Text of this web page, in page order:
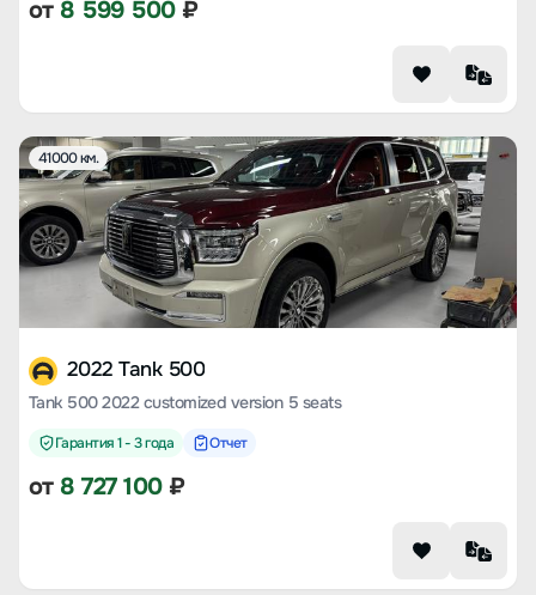
от 8 599 500₽
41000 км.
2022 Tank 500
Tank 500 2022 customized version 5 seats
Гарантия 1 - 3 года Отчет
от 8 727 100₽